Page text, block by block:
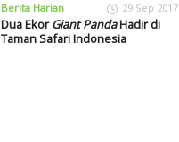
Berita Harian 29 Sep 2017
Dua EkorGiant PandaHadir di
Taman Safari Indonesia